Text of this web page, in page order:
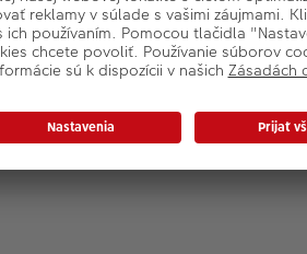
Typ rámu: Klasický
Stojan: Áno
Veľkosť fotografie: 10x15
Farba: Biela